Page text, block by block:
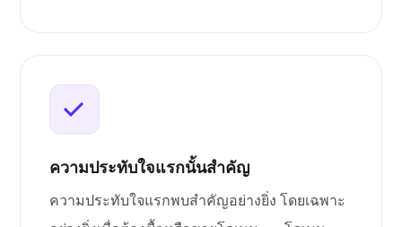
ความประทับใจแรกนั้นสำคัญ
ความประทับใจแรกพบสำคัญอย่างยิ่ง โดยเฉพาะ